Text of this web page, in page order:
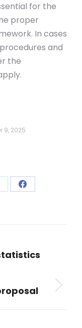
for the
proper
In cases
and
the
9, 2025
Share